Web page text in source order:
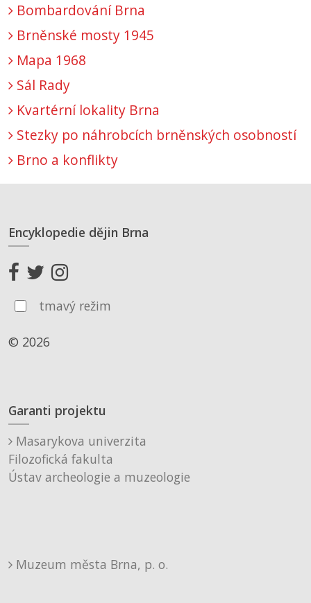
Bombardování Brna
Brněnské mosty 1945
Mapa 1968
Sál Rady
Kvartérní lokality Brna
Stezky po náhrobcích brněnských osobností
Brno a konflikty
Encyklopedie dějin Brna
tmavý režim
© 2026
Garanti projektu
Masarykova univerzita
Filozofická fakulta
Ústav archeologie a muzeologie
Muzeum města Brna, p. o.